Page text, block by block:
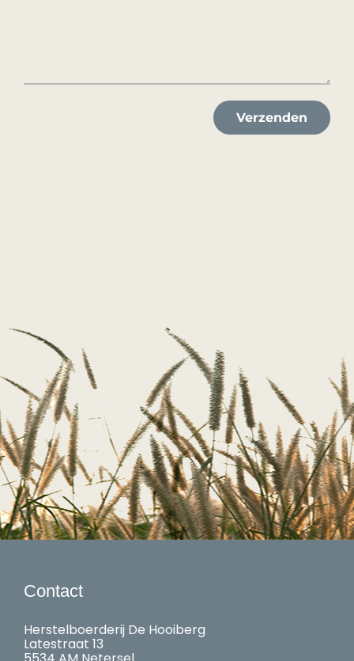
Contact
Herstelboerderij De Hooiberg
Latestraat 13